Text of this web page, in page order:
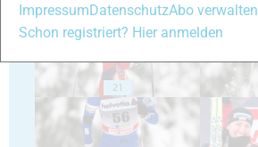
21
ImpressumDatenschutzAbo verwalten
Schon registriert? Hier anmelden